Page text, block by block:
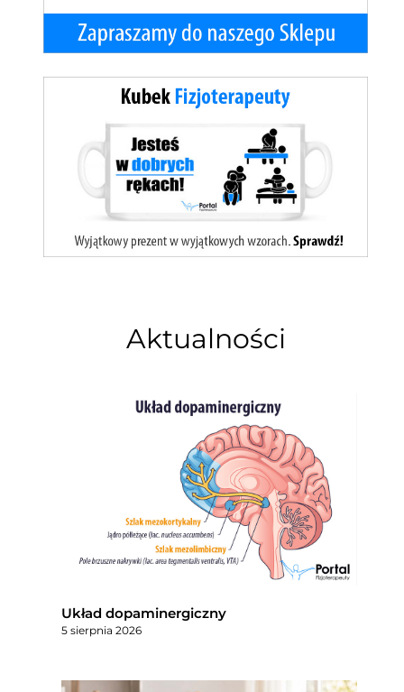
Aktualności
Układ dopaminergiczny
5 sierpnia 2026